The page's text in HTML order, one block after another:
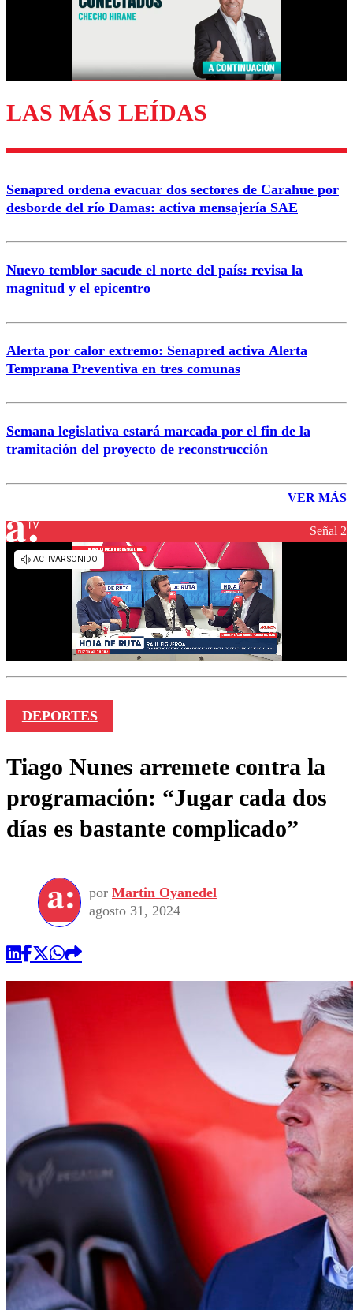
Enviar comentario
LAS MÁS LEÍDAS
Senapred ordena evacuar dos sectores de Carahue por
desborde del río Damas: activa mensajería SAE
Nuevo temblor sacude el norte del país: revisa la
magnitud y el epicentro
Alerta por calor extremo: Senapred activa Alerta
Temprana Preventiva en tres comunas
Semana legislativa estará marcada por el fin de la
tramitación del proyecto de reconstrucción
VER MÁS
Señal 2
DEPORTES
Tiago Nunes arremete contra la
programación: “Jugar cada dos
días es bastante complicado”
por Martin Oyanedel
agosto 31, 2024